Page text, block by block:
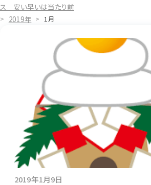
ス 安い早いは当たり前
> 2019年 > 1月
2019年1月9日